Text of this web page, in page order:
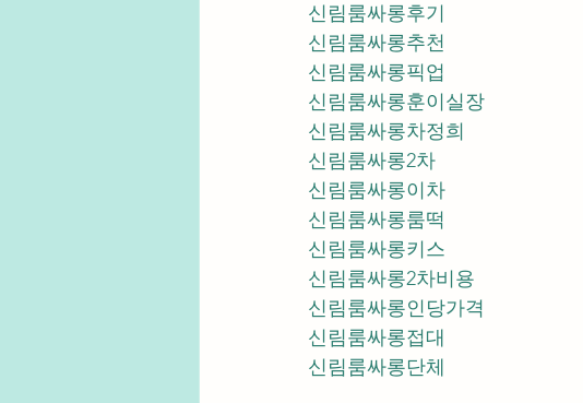
신림룸싸롱후기
신림룸싸롱추천
신림룸싸롱훈이실장
신림룸싸롱차정희
신림룸싸롱2차
신림룸싸롱이차
신림룸싸롱룸떡
신림룸싸롱키스
신림룸싸롱2차비용
신림룸싸롱인당가격
신림룸싸롱접대
신림룸싸롱단체